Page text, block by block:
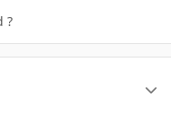
?